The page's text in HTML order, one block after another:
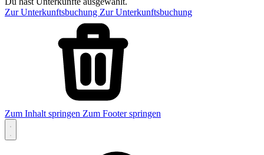
Zur Unterkunftsbuchung Zur Unterkunftsbuchung
Zum Inhalt springen Zum Footer springen